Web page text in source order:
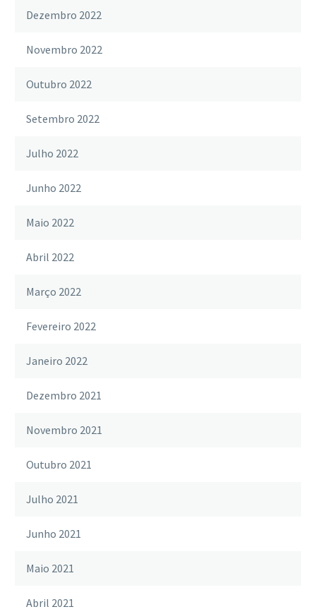
Dezembro 2022
Novembro 2022
Outubro 2022
Setembro 2022
Julho 2022
Junho 2022
Maio 2022
Abril 2022
Março 2022
Fevereiro 2022
Janeiro 2022
Dezembro 2021
Novembro 2021
Outubro 2021
Julho 2021
Junho 2021
Maio 2021
Abril 2021